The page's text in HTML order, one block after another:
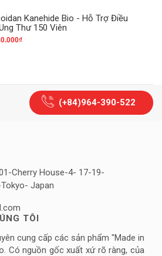
Kanehide Bio - Hỗ Trợ Điều
Thư 150 Viên
(+84)964-390-522
Cherry House-4- 17-19-
Japan
TÔI
cung cấp các sản phẩm "Made in
Có nguồn gốc xuất xứ rõ ràng, của